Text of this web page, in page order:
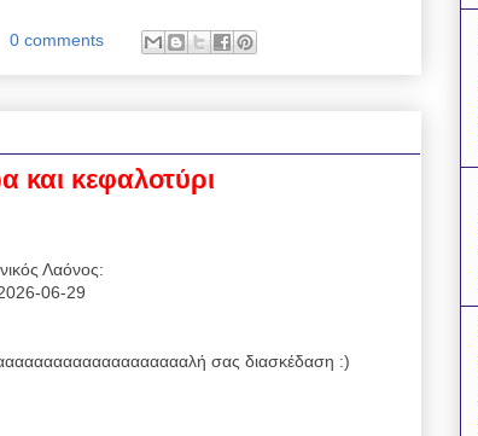
0 comments
και κεφαλοτύρι
Λαόνος:
06-29
σας διασκέδαση :)